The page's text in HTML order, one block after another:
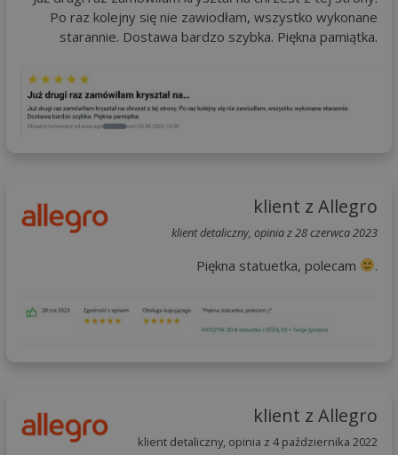
Po raz kolejny się nie zawiodłam, wszystko wykonane
starannie. Dostawa bardzo szybka. Piękna pamiątka.
klient z Allegro
klient detaliczny, opinia z 28 czerwca 2023
Piękna statuetka, polecam .
klient z Allegro
klient detaliczny, opinia z 4 października 2022